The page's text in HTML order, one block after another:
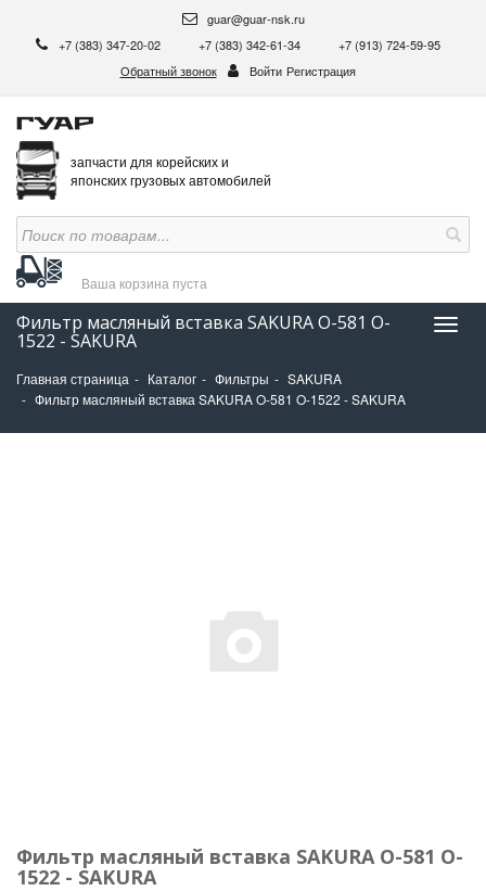
guar@guar-nsk.ru
+7 (383) 347-20-02
+7 (383) 342-61-34
+7 (913) 724-59-95
Обратный звонок
Войти Регистрация
запчасти для корейских и
японских грузовых автомобилей
Ваша корзина пуста
Фильтр масляный вставка SAKURA O-581 O-
1522 - SAKURA
Главная страница Каталог Фильтры
SAKURA
Фильтр масляный вставка SAKURA O-581 O-1522 - SAKURA
Фильтр масляный вставка SAKURA O-581 O-
1522 - SAKURA